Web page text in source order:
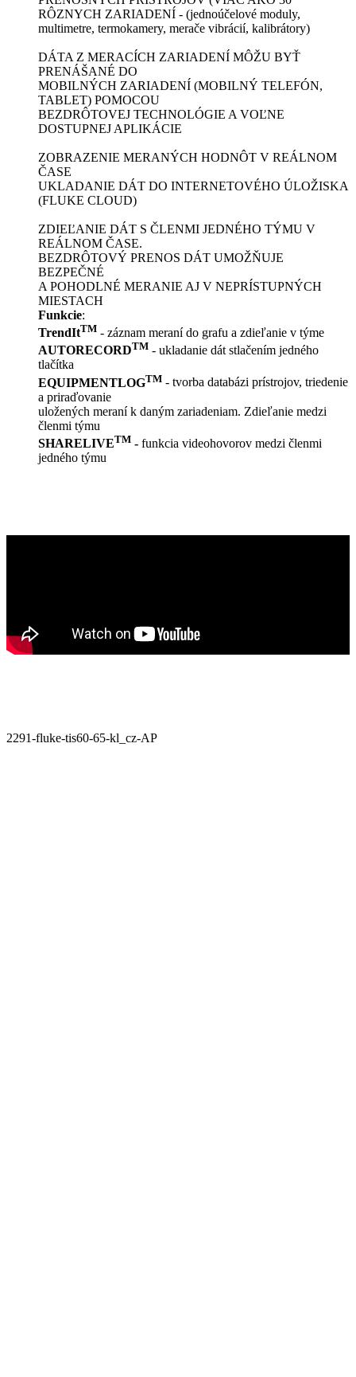
RÔZNYCH ZARIADENÍ - (jednoúčelové moduly,
multimetre, termokamery, merače vibrácií, kalibrátory)
DÁTA Z MERACÍCH ZARIADENÍ MÔŽU BYŤ
PRENÁŠANÉ DO
MOBILNÝCH ZARIADENÍ (MOBILNÝ TELEFÓN,
TABLET) POMOCOU
BEZDRÔTOVEJ TECHNOLÓGIE A VOĽNE
DOSTUPNEJ APLIKÁCIE
ZOBRAZENIE MERANÝCH HODNÔT V REÁLNOM
ČASE
UKLADANIE DÁT DO INTERNETOVÉHO ÚLOŽISKA
(FLUKE CLOUD)
ZDIEĽANIE DÁT S ČLENMI JEDNÉHO TÝMU V
REÁLNOM ČASE.
BEZDRÔTOVÝ PRENOS DÁT UMOŽŇUJE
BEZPEČNÉ
A POHODLNÉ MERANIE AJ V NEPRÍSTUPNÝCH
MIESTACH
Funkcie:
TrendItTM - záznam meraní do grafu a zdieľanie v týme
AUTORECORDTM - ukladanie dát stlačením jedného
tlačítka
EQUIPMENTLOGTM - tvorba databázi prístrojov, triedenie
a priraďovanie
uložených meraní k daným zariadeniam. Zdieľanie medzi
členmi týmu
SHARELIVETM - funkcia videohovorov medzi členmi
jedného týmu
2291-fluke-tis60-65-kl_cz-AP